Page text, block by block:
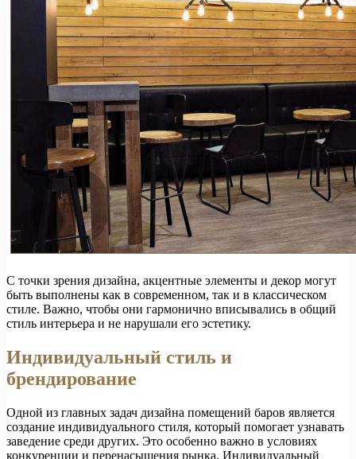
С точки зрения дизайна, акцентные элементы и декор могут
быть выполнены как в современном, так и в классическом
стиле. Важно, чтобы они гармонично вписывались в общий
стиль интерьера и не нарушали его эстетику.
Индивидуальный стиль и
брендирование
Одной из главных задач дизайна помещений баров является
создание индивидуального стиля, который помогает узнавать
заведение среди других. Это особенно важно в условиях
конкуренции и перенасыщения рынка. Индивидуальный